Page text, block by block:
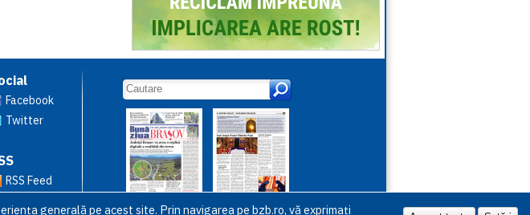
Facebook
Twitter
RSS Feed
generală pe acest site. Prin navigarea pe bzb.ro, vă exprimați